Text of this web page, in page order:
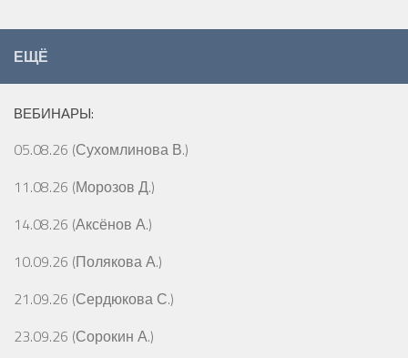
ЕЩЁ
ВЕБИНАРЫ:
05.08.26 (Сухомлинова В.)
11.08.26 (Морозов Д.)
14.08.26 (Аксёнов А.)
10.09.26 (Полякова А.)
21.09.26 (Сердюкова С.)
23.09.26 (Сорокин А.)